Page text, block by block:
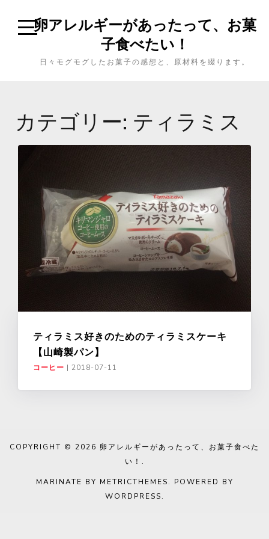
卵アレルギーがあったって、お菓
子食べたい！
日々モグモグしたお菓子の感想と、原材料を綴ります。
カテゴリー: ティラミス
ティラミス好きのためのティラミスケーキ
【山崎製パン】
コーヒー | 2018-07-11
COPYRIGHT © 2026 卵アレルギーがあったって、お菓子食べた
い！ .
MARINATE BY METRICTHEMES. POWERED BY
WORDPRESS.